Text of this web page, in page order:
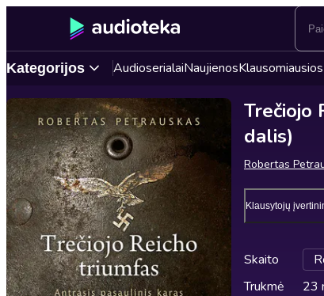
Kategorijos AudioserialaiNaujienosKlausomiausios
Trečiojo
dalis)
Robertas
Klausytojų
Skaito
Trukmė
23